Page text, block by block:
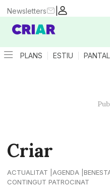
|
Newsletters
PLANS ESTIU
Criar
ACTUALITAT AGENDA
CONTINGUT PATROCINAT